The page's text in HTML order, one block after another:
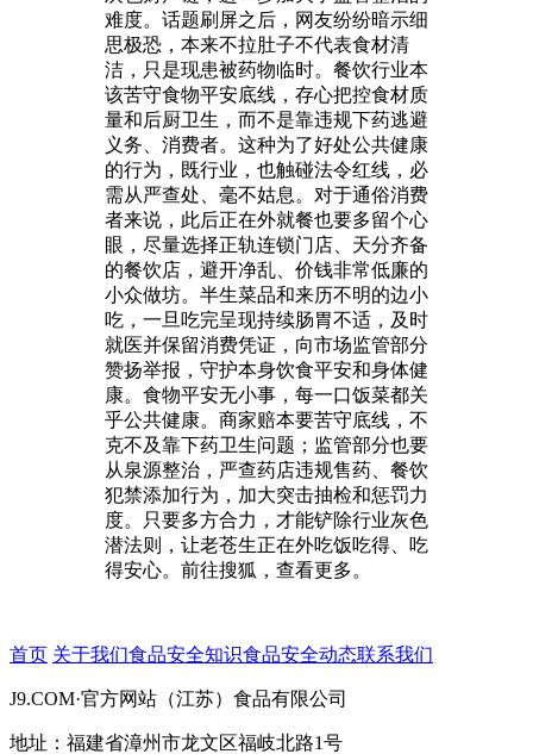
难度。话题刷屏之后，网友纷纷暗示细
思极恐，本来不拉肚子不代表食材清
洁，只是现患被药物临时。餐饮行业本
该苦守食物平安底线，存心把控食材质
量和后厨卫生，而不是靠违规下药逃避
义务、消费者。这种为了好处公共健康
的行为，既行业，也触碰法令红线，必
需从严查处、毫不姑息。对于通俗消费
者来说，此后正在外就餐也要多留个心
眼，尽量选择正轨连锁门店、天分齐备
的餐饮店，避开净乱、价钱非常低廉的
小众做坊。半生菜品和来历不明的边小
吃，一旦吃完呈现持续肠胃不适，及时
就医并保留消费凭证，向市场监管部分
赞扬举报，守护本身饮食平安和身体健
康。食物平安无小事，每一口饭菜都关
乎公共健康。商家赔本要苦守底线，不
克不及靠下药卫生问题；监管部分也要
从泉源整治，严查药店违规售药、餐饮
犯禁添加行为，加大突击抽检和惩罚力
度。只要多方合力，才能铲除行业灰色
潜法则，让老苍生正在外吃饭吃得、吃
得安心。前往搜狐，查看更多。
首页 关于我们食品安全知识食品安全动态联系我们
J9.COM·官方网站（江苏）食品有限公司
地址：福建省漳州市龙文区福岐北路1号